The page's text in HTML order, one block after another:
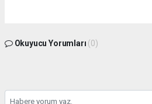
Okuyucu Yorumları (0)